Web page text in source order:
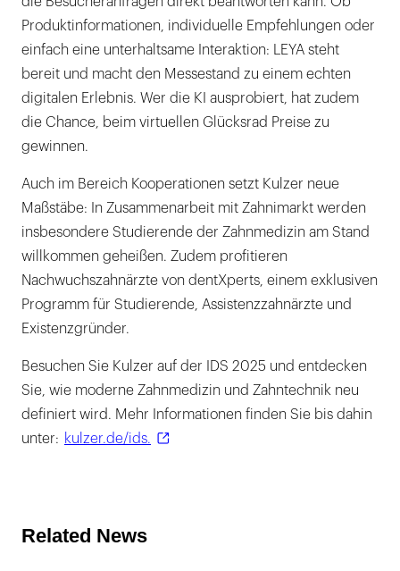
Produktinformationen, individuelle Empfehlungen oder
einfach eine unterhaltsame Interaktion: LEYA steht
bereit und macht den Messestand zu einem echten
digitalen Erlebnis. Wer die KI ausprobiert, hat zudem
die Chance, beim virtuellen Glücksrad Preise zu
gewinnen.
Auch im Bereich Kooperationen setzt Kulzer neue
Maßstäbe: In Zusammenarbeit mit Zahnimarkt werden
insbesondere Studierende der Zahnmedizin am Stand
willkommen geheißen. Zudem profitieren
Nachwuchszahnärzte von dentXperts, einem exklusiven
Programm für Studierende, Assistenzzahnärzte und
Existenzgründer.
Besuchen Sie Kulzer auf der IDS 2025 und entdecken
Sie, wie moderne Zahnmedizin und Zahntechnik neu
definiert wird. Mehr Informationen finden Sie bis dahin
unter: kulzer.de/ids.
Related News